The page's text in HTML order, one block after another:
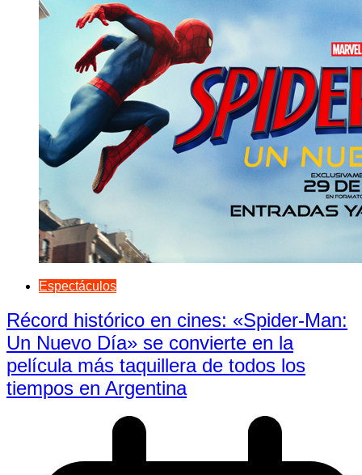
Espectáculos
Récord histórico en cines: «Spider-Man:
Un Nuevo Día» se convierte en la
película más taquillera de todos los
tiempos en Argentina